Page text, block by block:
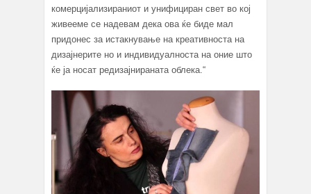
комерцијализираниот и унифициран свет во кој
живееме се надевам дека ова ќе биде мал
придонес за истакнување на креативноста на
дизајнерите но и индивидуалноста на оние што
ќе ја носат редизајнираната облека.“